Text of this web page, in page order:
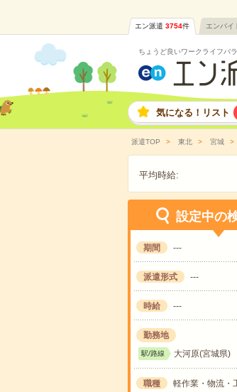
エン派遣 3754件 エンバイ
ちょうど良いワークライフバ
気になる！リスト
派遣TOP 東北 宮城
平均時給:
設定中の
期間 ---
派遣形式 ---
時給 ---
勤務地
駅/路線 大河原(宮城県)
職種 軽作業・物流・